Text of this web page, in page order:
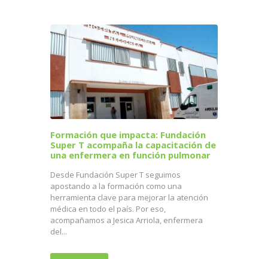
Formación que impacta: Fundación
Super T acompaña la capacitación de
una enfermera en función pulmonar
Desde Fundación Super T seguimos
apostando a la formación como una
herramienta clave para mejorar la atención
médica en todo el país. Por eso,
acompañamos a Jesica Arriola, enfermera
del...